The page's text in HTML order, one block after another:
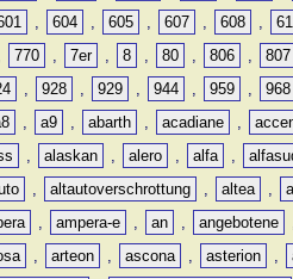
, 604 , 605 , 607 , 608 ,
770 , 7er , 8 , 80 , 806 , 807
, 928 , 929 , 944 , 959 , 968
, a9 , abarth , acadiane ,
, alaskan , alero , alfa ,
, altautoverschrottung , altea ,
, ampera-e , an , angebotene
, arteon , ascona , asterion ,